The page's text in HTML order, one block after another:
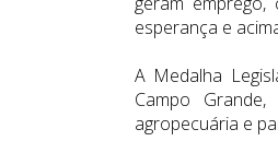
esperança e
A Medalha
Campo
agropecuária e